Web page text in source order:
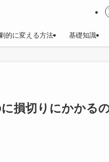
的に変える方法 基礎知識
損切りにかかる